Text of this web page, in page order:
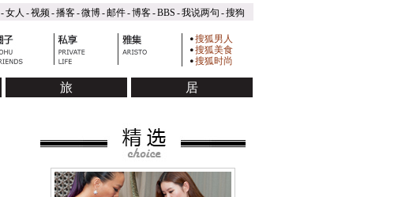
-女人 -视频-播客-微博-邮件-博客-BBS -我说两句 -搜狗
搜狐男人
搜狐美食
搜狐时尚
旅 居